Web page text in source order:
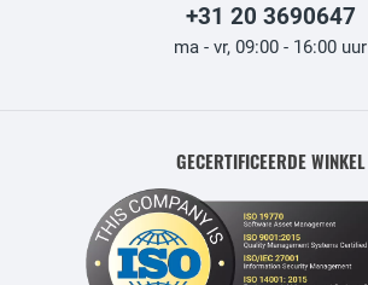
+31 20 3690647
ma - vr, 09:00 - 16:00 uur
GECERTIFICEERDE WINKEL